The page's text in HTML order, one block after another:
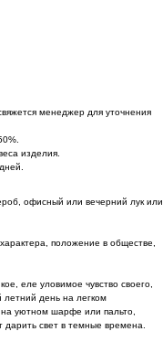
менеджер для уточнения
изделия.
офисный или вечерний лук или
положение в обществе,
еле уловимое чувство своего,
летний день на легком
уютном шарфе или пальто,
дарить свет в темные времена.